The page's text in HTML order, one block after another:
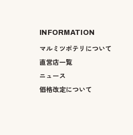
INFORMATION
マルミツポテリについて
直営店一覧
ニュース
価格改定について